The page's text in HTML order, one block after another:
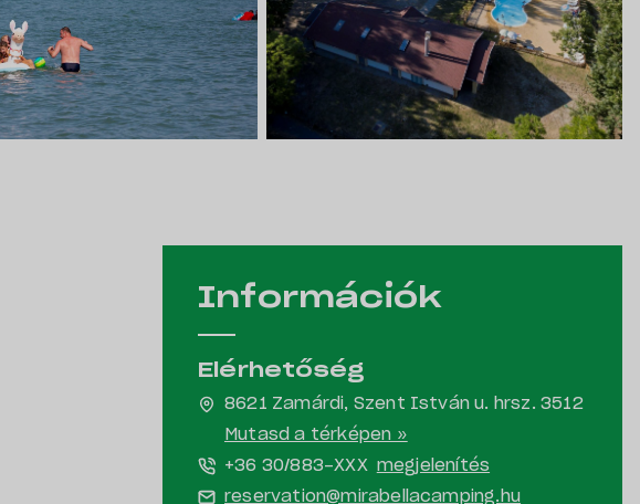
Információk
Elérhetőség
8621 Zamárdi, Szent István u. hrsz. 3512
Mutasd a térképen »
+36 30/883-XXX megjelenítés
reservation@mirabellacamping.hu